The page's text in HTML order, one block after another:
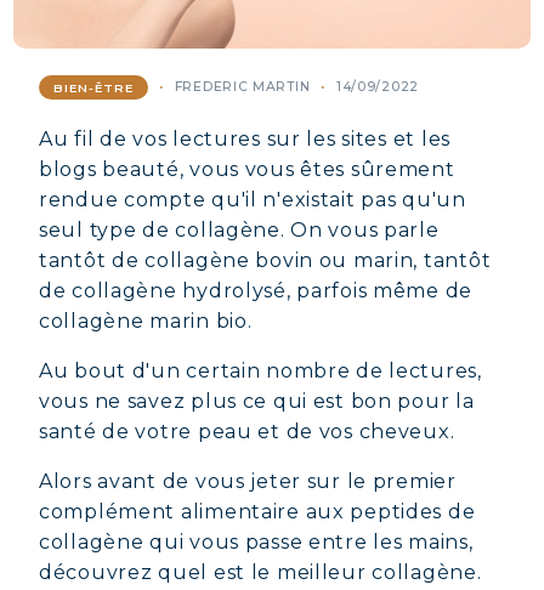
BIEN-ÊTRE FREDERIC MARTIN 14/09/2022
Au fil de vos lectures sur les sites et les
blogs beauté, vous vous êtes sûrement
rendue compte qu'il n'existait pas qu'un
seul type de collagène. On vous parle
tantôt de collagène bovin ou marin, tantôt
de collagène hydrolysé, parfois même de
collagène marin bio.
Au bout d'un certain nombre de lectures,
vous ne savez plus ce qui est bon pour la
santé de votre peau et de vos cheveux.
Alors avant de vous jeter sur le premier
complément alimentaire aux peptides de
collagène qui vous passe entre les mains,
découvrez quel est le meilleur collagène.